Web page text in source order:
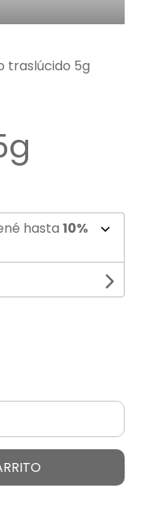
traslúcido 5g
hasta 10%